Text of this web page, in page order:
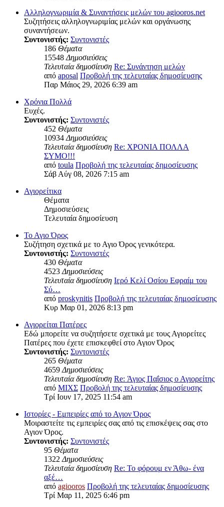
Αλληλογνωριμία & Συναντήσεις μελών του agiooros.net
Συζητήσεις αλληλογνωριμίας μελών και οργάνωσης
συναντήσεων.
Συντονιστής: Συντονιστές
186 Θέματα
15548 Δημοσιεύσεις
Τελευταία δημοσίευση Re: Συνάντηση μελών
από aposal Προβολή της τελευταίας δημοσίευσης
Παρ Μάιος 29, 2026 6:39 am
Χρόνια Πολλά
Ευχές.
Συντονιστής: Συντονιστές
452 Θέματα
10934 Δημοσιεύσεις
Τελευταία δημοσίευση Re: ΧΡΟΝΙΑ ΠΟΛΛΑ
ΣΥΜΟ!!!
από toula Προβολή της τελευταίας δημοσίευσης
Σάβ Αύγ 08, 2026 7:15 am
Αγιορείτικα
Θέματα
Δημοσιεύσεις
Τελευταία δημοσίευση
Το Αγιο Όρος
Συζήτηση σχετικά με το Αγιο Όρος γενικότερα.
Συντονιστής: Συντονιστές
430 Θέματα
4523 Δημοσιεύσεις
Τελευταία δημοσίευση Ιερό Κελί Οσίου Εφραίμ του
Σύ…
από proskynitis Προβολή της τελευταίας δημοσίευσης
Κυρ Μαρ 01, 2026 8:13 pm
Αγιορείται Πατέρες
Εδώ μπορείτε να συζητήσετε σχετικά με τους Αγιορείτες
Πατέρες που έχετε επισκεφθεί στο Αγιον Όρος
Συντονιστής: Συντονιστές
265 Θέματα
4659 Δημοσιεύσεις
Τελευταία δημοσίευση Re: Άγιος Παΐσιος ο Αγιορείτης
από ΜΙΧΣ Προβολή της τελευταίας δημοσίευσης
Τρί Ιουν 17, 2025 11:54 am
Ιστορίες - Εμπειρίες από το Αγιον Όρος
Μοιραστείτε τις εμπειρίες σας από τις επισκέψεις σας στο
Αγιον Όρος.
Συντονιστής: Συντονιστές
95 Θέματα
1322 Δημοσιεύσεις
Τελευταία δημοσίευση Re: Το φόρουμ εν Άθω- ένα
αξέ…
από agiooros Προβολή της τελευταίας δημοσίευσης
Τρί Μαρ 11, 2025 6:46 pm